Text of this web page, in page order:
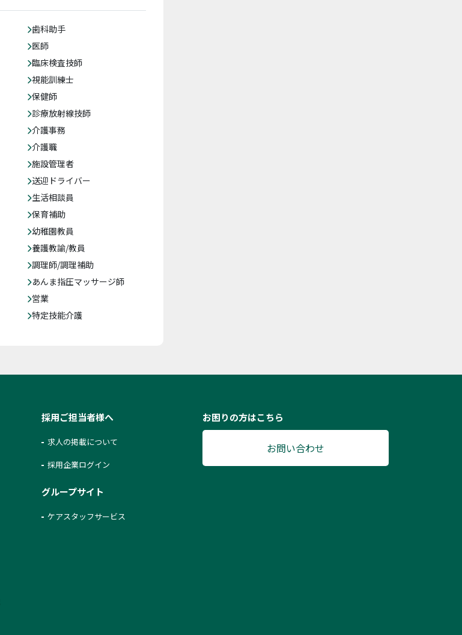
歯科助手
医師
臨床検査技師
視能訓練士
保健師
診療放射線技師
介護事務
介護職
施設管理者
送迎ドライバー
生活相談員
保育補助
幼稚園教員
養護教諭/教員
調理師/調理補助
あんま指圧マッサージ師
営業
特定技能介護
採用ご担当者様へ
求人の掲載について
採用企業ログイン
グループサイト
ケアスタッフサービス
お困りの方はこちら
お問い合わせ